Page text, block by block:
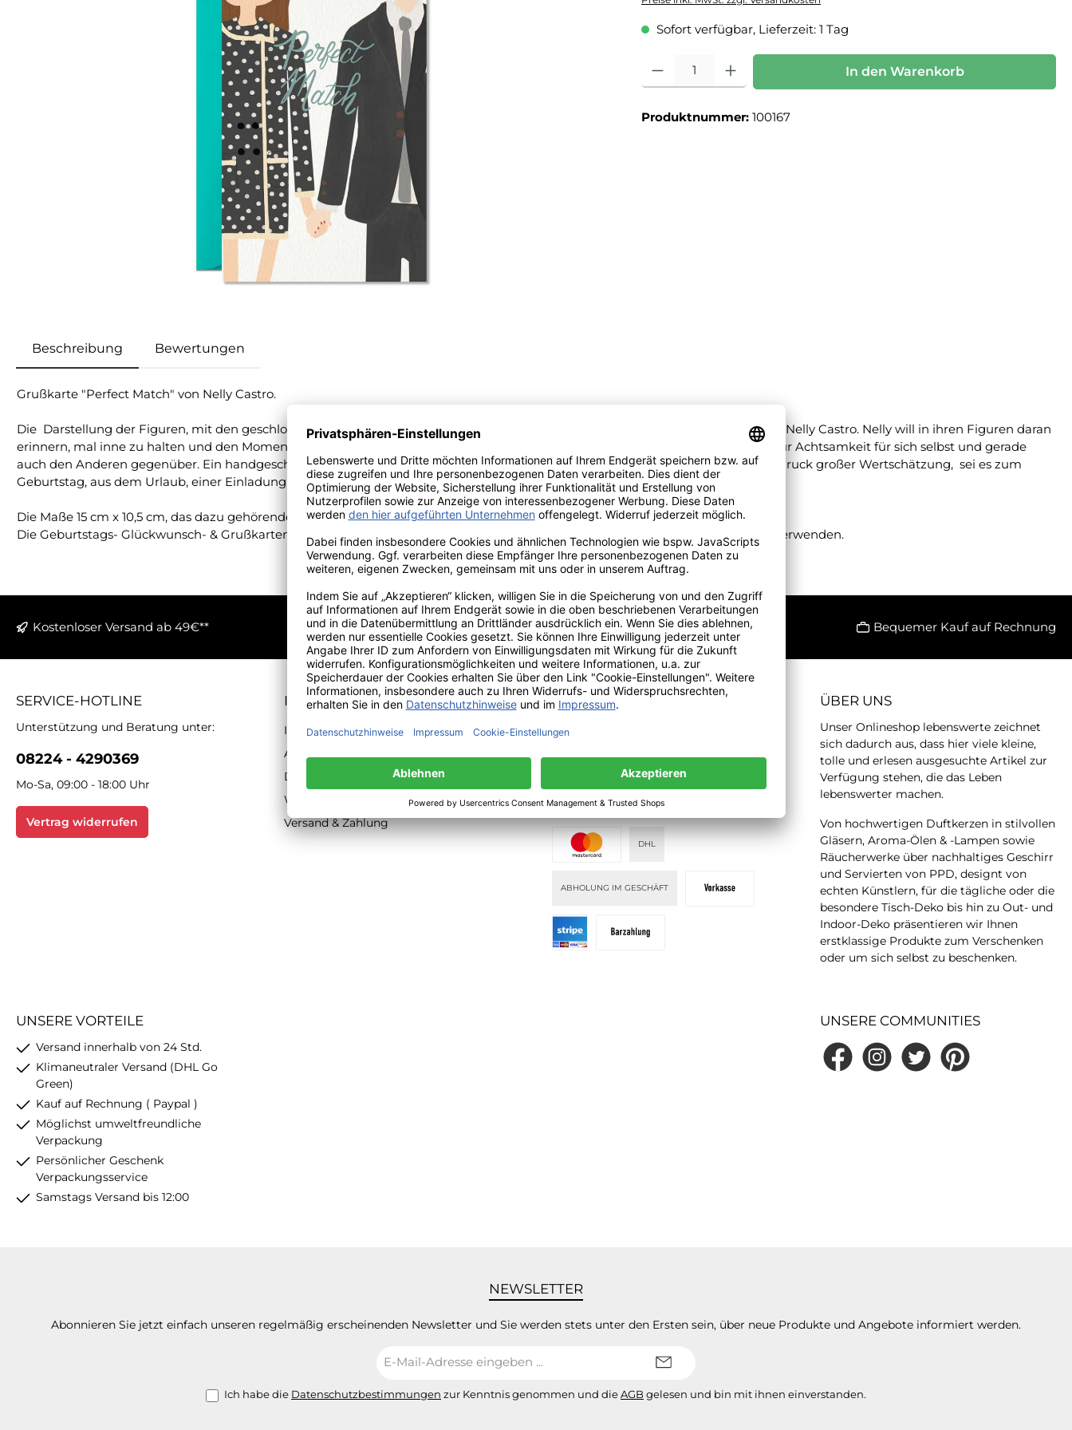
Sofort verfügbar, Lieferzeit: 1 Tag
Produkt Anzahl: Gib den gewünschten Wert ein oder benutze die Schaltflächen um die
In den Warenkorb
Produktnummer: 100167
Beschreibung Bewertungen
Grußkarte "Perfect Match" von Nelly Castro.
Die Darstellung der Figuren, mit den geschlossenen Augen und einem herzförmigen Mund, sind charakteristisch für den Stil von Nelly Castro. Nelly will in ihren Figuren daran
erinnern, mal inne zu halten und den Moment bewusst zu genießen. Die Motive auf den Grußkarten von Nelly Castro laden ein zur Achtsamkeit für sich selbst und gerade
auch den Anderen gegenüber. Ein handgeschriebenen Gruß auf einer wunderbaren Grußkarte von Nelly Castro ist auch ein Ausdruck großer Wertschätzung, sei es zum
Geburtstag, aus dem Urlaub, einer Einladung oder einfach nur so.
Die Maße 15 cm x 10,5 cm, das dazu gehörende Kuvert hat A 6 Format .
Die Geburtstags- Glückwunsch- & Grußkarten karte ist im Inneren blank, man kann sie also zu jedem Anlass für Grüße aller Art verwenden.
Kostenloser Versand ab 49€** Versand innerhalb von 24h Bequemer Kauf auf Rechnung
SERVICE-HOTLINE
Unterstützung und Beratung unter:
08224 - 4290369
Mo-Sa, 09:00 - 18:00 Uhr
Vertrag widerrufen
INFORMATIONEN
Impressum
AGB
Datenschutz
Widerrufsbelehrung
Versand & Zahlung
ZAHLUNGS- UND
PAY WITH KLARNA
KLARNA PAY LATER
DHL
ABHOLUNG IM GESCHÄFT
ÜBER UNS
Unser Onlineshop lebenswerte zeichnet
sich dadurch aus, dass hier viele kleine,
tolle und erlesen ausgesuchte Artikel zur
Verfügung stehen, die das Leben
lebenswerter machen.
Von hochwertigen Duftkerzen in stilvollen
Gläsern, Aroma-Ölen & -Lampen sowie
Räucherwerke über nachhaltiges Geschirr
und Servierten von PPD, designt von
echten Künstlern, für die tägliche oder die
besondere Tisch-Deko bis hin zu Out- und
Indoor-Deko präsentieren wir Ihnen
erstklassige Produkte zum Verschenken
oder um sich selbst zu beschenken.
UNSERE VORTEILE
Versand innerhalb von 24 Std.
Klimaneutraler Versand (DHL Go
Green)
Kauf auf Rechnung ( Paypal )
Möglichst umweltfreundliche
Verpackung
Persönlicher Geschenk
Verpackungsservice
Samstags Versand bis 12:00
UNSERE COMMUNITIES
FacebookInstagramTwitter Pinterest
NEWSLETTER
Abonnieren Sie jetzt einfach unseren regelmäßig erscheinenden Newsletter und Sie werden stets unter den Ersten sein, über neue Produkte und Angebote informiert werden.
Mail-
Ich habe die Datenschutzbestimmungen zur Kenntnis genommen und dieAGBgelesen und bin mit ihnen einverstanden.